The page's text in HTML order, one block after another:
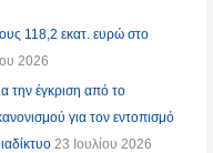
118,2 εκατ. ευρώ στο
2026
την έγκριση από το
για τον εντοπισμό
23 Ιουλίου 2026